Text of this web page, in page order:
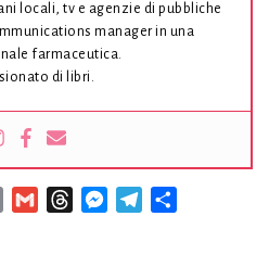
locali, tv e agenzie di pubbliche
manager in una
farmaceutica.
di libri.
Email Gmail ThreadsMessenger
Telegram